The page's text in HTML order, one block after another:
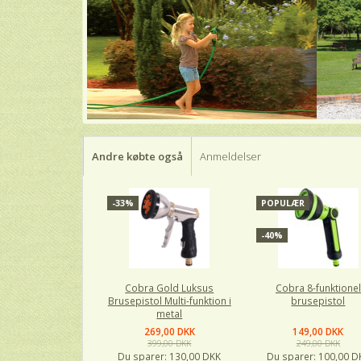
Andre købte også Anmeldelser
-33%
Cobra Gold Luksus
Brusepistol Multi-funktion i
metal
269,00 DKK
399,00 DKK
Du sparer: 130,00 DKK
POPULÆR
-40%
Cobra 8-funktionel
brusepistol
149,00 DKK
249,00 DKK
Du sparer: 100,00